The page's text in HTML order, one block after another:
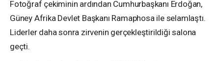
Fotoğraf çekiminin ardından Cumhurbaşkanı Erdoğan,
Güney Afrika Devlet Başkanı Ramaphosa ile selamlaştı.
Liderler daha sonra zirvenin gerçekleştirildiği salona
geçti.